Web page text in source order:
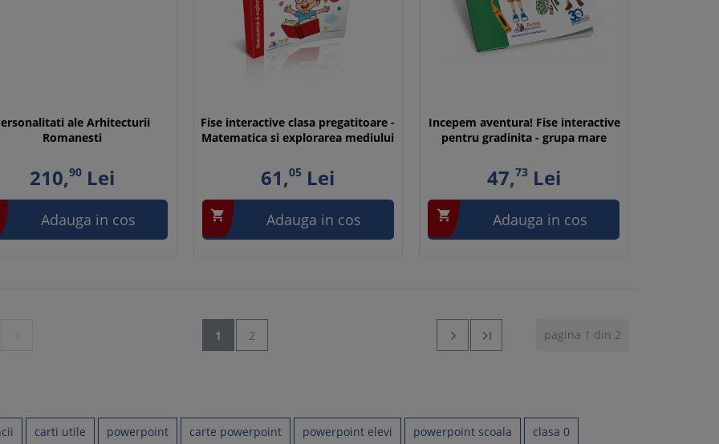
ale Arhitecturii
Romanesti
210,90Lei
Adauga in cos
Fise interactive clasa pregatitoare -
Matematica si explorarea mediului
61,05 Lei
 Adauga in cos
Incepem aventura! Fise interactive
pentru gradinita - grupa mare
47,73Lei
 Adauga in cos
1 2 pagina 1 din 2


carti utile powerpoint carte powerpoint powerpoint elevi powerpoint scoala clasa 0